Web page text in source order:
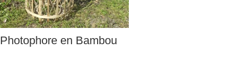
Photophore en Bambou